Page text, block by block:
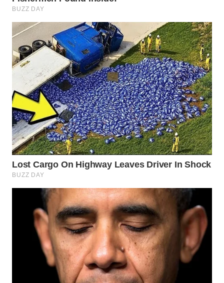
WN
CIREBON
INDRAMAYU
WN
KUNINGAN
WN
MAJALENGKA
WN
WN
SUKABUMI
WN
PURWAKARTA